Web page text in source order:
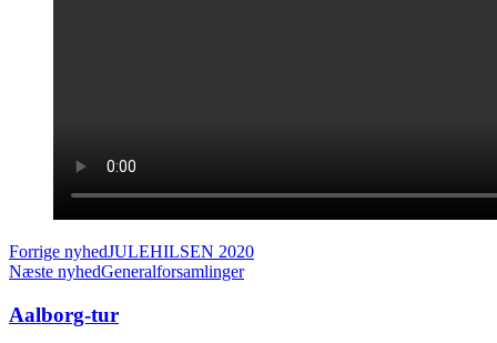
Forrige nyhedJULEHILSEN 2020
Næste nyhedGeneralforsamlinger
Aalborg-tur